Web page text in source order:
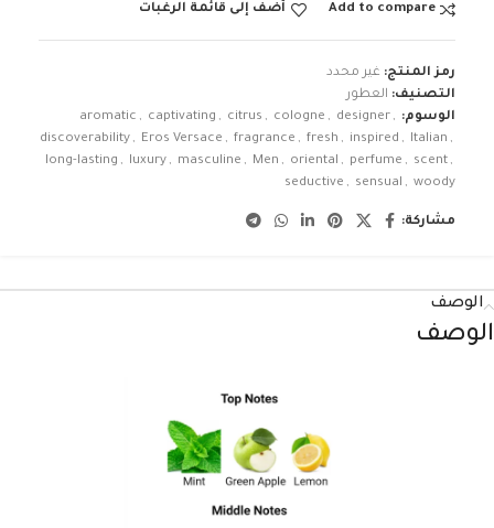
Add to compare أضف إلى قائمة الرغبات
رمز المنتج: غير محدد
التصنيف: العطور
الوسوم:
aromatic , captivating , citrus , cologne , designer ,
discoverability , Eros Versace , fragrance , fresh , inspired , Italian ,
long-lasting , luxury , masculine , Men , oriental , perfume , scent ,
seductive , sensual , woody
مشاركة:
الوصف
الوصف